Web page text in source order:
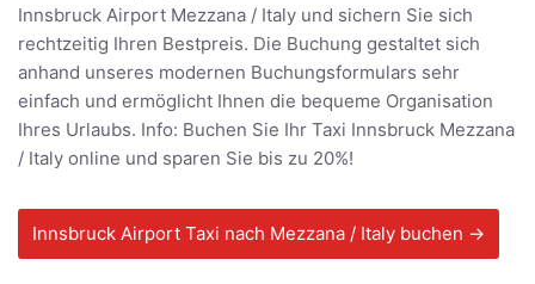
Innsbruck Airport Mezzana / Italy und sichern Sie sich
rechtzeitig Ihren Bestpreis. Die Buchung gestaltet sich
anhand unseres modernen Buchungsformulars sehr
einfach und ermöglicht Ihnen die bequeme Organisation
Ihres Urlaubs. Info: Buchen Sie Ihr Taxi Innsbruck Mezzana
/ Italy online und sparen Sie bis zu 20%!
Innsbruck Airport Taxi nach Mezzana / Italy buchen →